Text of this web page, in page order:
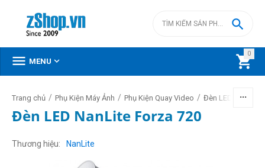
0


 MENU 
Trang chủ / Phụ Kiện Máy Ảnh / Phụ Kiện Quay Video / Đèn LED video
Đèn LED NanLite Forza 720
Thương hiệu NanLite